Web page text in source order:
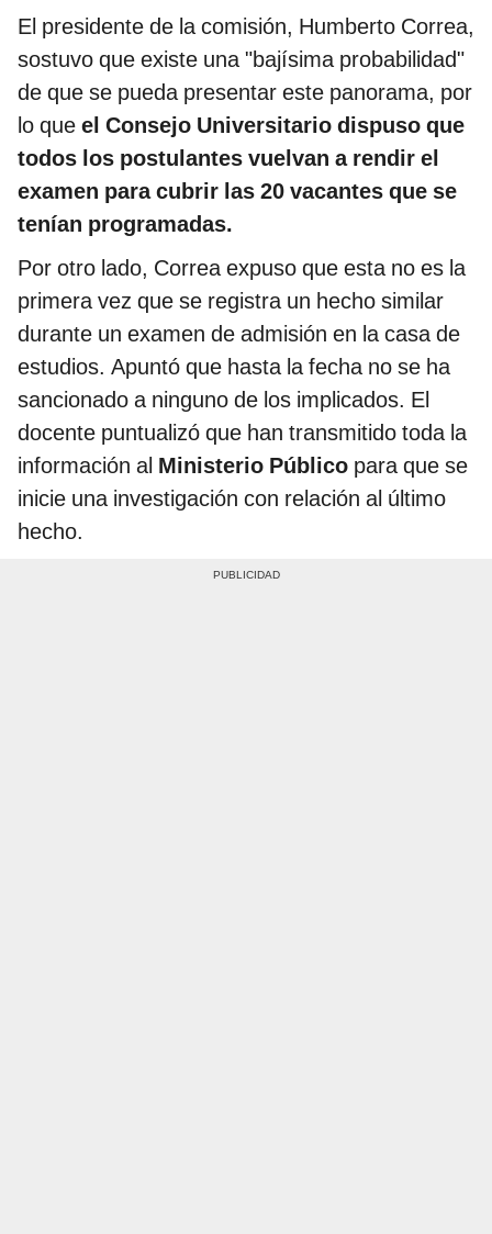
El presidente de la comisión, Humberto Correa,
sostuvo que existe una "bajísima probabilidad"
de que se pueda presentar este panorama, por
lo que el Consejo Universitario dispuso que
todos los postulantes vuelvan a rendir el
examen para cubrir las 20 vacantes que se
tenían programadas.
Por otro lado, Correa expuso que esta no es la
primera vez que se registra un hecho similar
durante un examen de admisión en la casa de
estudios. Apuntó que hasta la fecha no se ha
sancionado a ninguno de los implicados. El
docente puntualizó que han transmitido toda la
información al Ministerio Público para que se
inicie una investigación con relación al último
hecho.